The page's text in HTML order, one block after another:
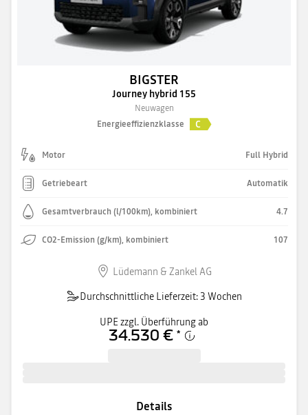
BIGSTER
Journey hybrid 155
Neuwagen
Energieeffizienzklasse
C
Motor Full Hybrid
Getriebeart Automatik
Gesamtverbrauch (l/100km), kombiniert 4.7
CO2-Emission (g/km), kombiniert 107
Lüdemann & Zankel AG
Durchschnittliche Lieferzeit: 3 Wochen
UPE zzgl. Überführung ab
34.530 € *
Details